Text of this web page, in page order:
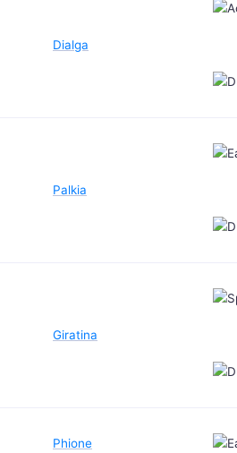
Dialga
Palkia
Giratina
Phione